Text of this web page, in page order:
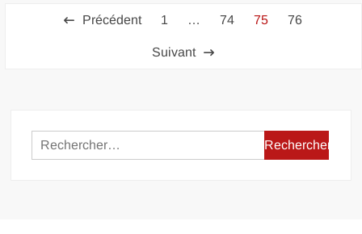
Pagination
Précédent 1 … 74 75 76
Suivant
Rechercher :